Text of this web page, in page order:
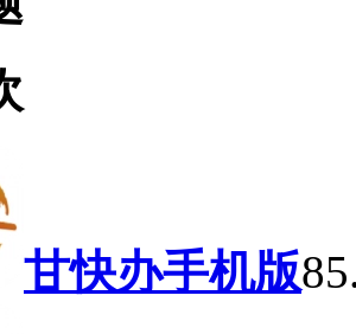
甘快办手机版